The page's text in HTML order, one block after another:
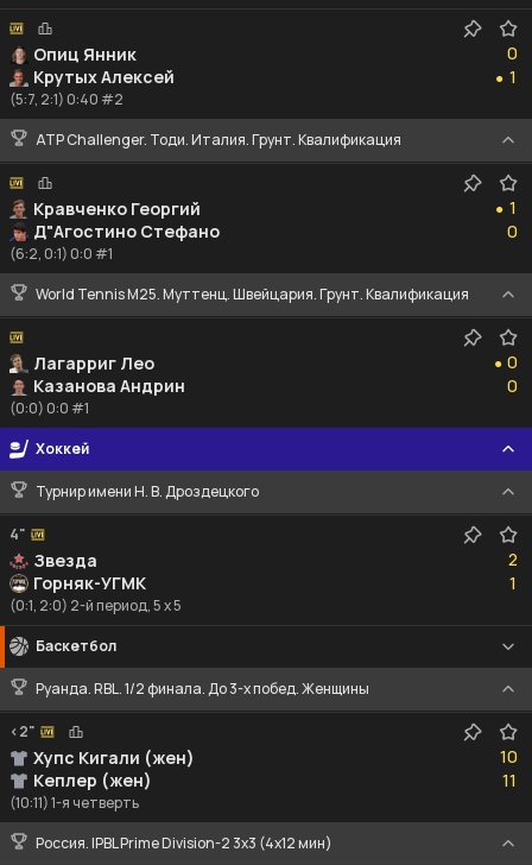
Опиц Янник
Крутых Алексей
0
0
●
1
1
(5:7, 2:1) 0:40 #2
ATP Challenger. Тоди. Италия. Грунт. Квалификация
Кравченко Георгий
Д"Агостино Стефано
●
1
10
0
(6:2, 0:1) 0:0 #1
World Tennis M25. Муттенц. Швейцария. Грунт. Квалификация
Лагарриг Лео
Казанова Андрин
●
0
0
0
0
(0:0) 0:0 #1
Хоккей
Турнир имени Н. В. Дроздецкого
4"
Звезда
Горняк-УГМК
2
2
1
1
(0:1, 2:0) 2-й период, 5 x 5
Баскетбол
Руанда. RBL. 1/2 финала. До 3-х побед. Женщины
<2"
Хупс Кигали (жен)
Кеплер (жен)
10
10
11
11
(10:11) 1-я четверть
Россия. IPBL Prime Division-2 3x3 (4x12 мин)